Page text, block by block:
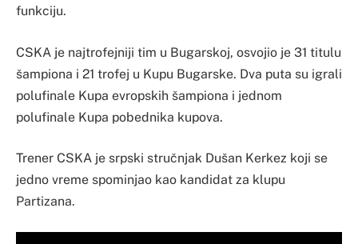
funkciju.
CSKA je najtrofejniji tim u Bugarskoj, osvojio je 31 titulu
šampiona i 21 trofej u Kupu Bugarske. Dva puta su igrali
polufinale Kupa evropskih šampiona i jednom
polufinale Kupa pobednika kupova.
Trener CSKA je srpski stručnjak Dušan Kerkez koji se
jedno vreme spominjao kao kandidat za klupu
Partizana.